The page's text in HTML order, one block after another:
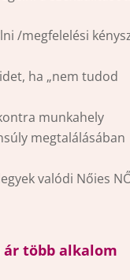
/megfelelési
ha „nem tudod
munkahely
megtalálásában
valódi Nőies
ár több alkalom